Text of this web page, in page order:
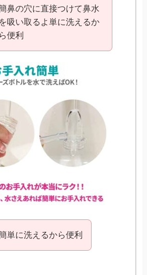
鼻の穴に直接つけて鼻水
を吸い取るよ単に洗えるか
ら便利
単に洗えるから便利